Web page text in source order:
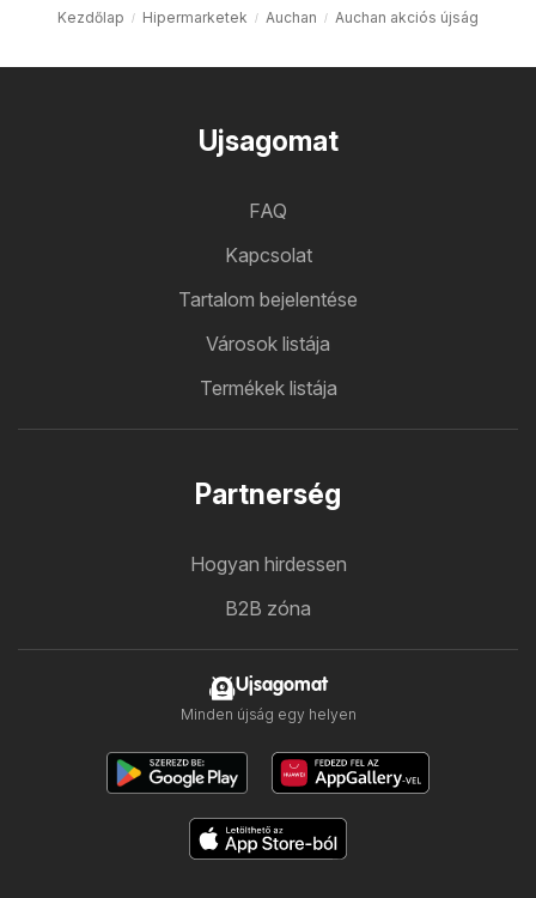
Kezdőlap Hipermarketek Auchan Auchan akciós újság
Ujsagomat
FAQ
Kapcsolat
Tartalom bejelentése
Városok listája
Termékek listája
Partnerség
Hogyan hirdessen
B2B zóna
Ujsagomat
Minden újság egy helyen